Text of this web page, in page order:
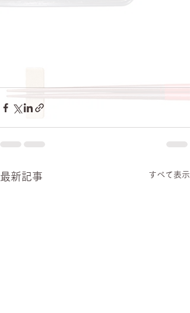
最新記事 すべて表示